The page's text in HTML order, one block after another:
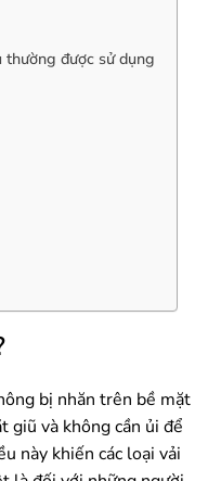
thường được sử dụng
bị nhăn trên bề mặt
giũ và không cần ủi để
này khiến các loại vải